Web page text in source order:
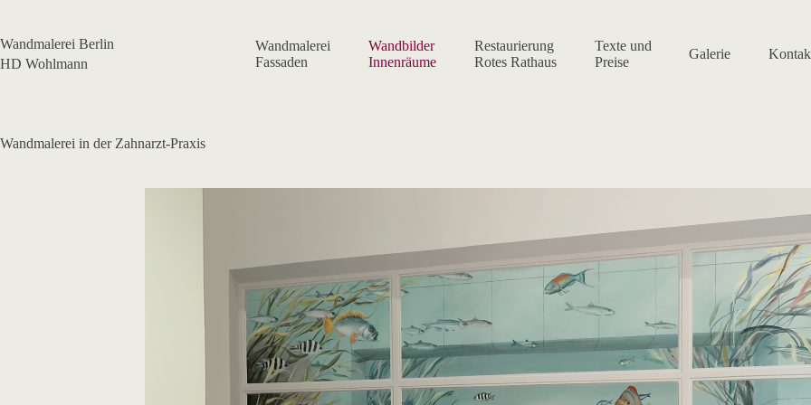
springen
Wandmalerei Berlin
HD Wohlmann
Wandmalerei
Fassaden
Wandbilder
Innenräume
Restaurierung
Rotes Rathaus
Texte und
Preise
Galerie
Wandmalerei in der Zahnarzt-Praxis